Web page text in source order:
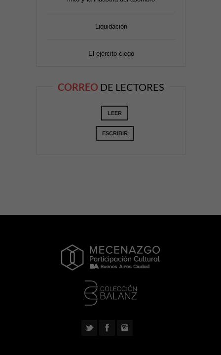
Liquidación
El ejército ciego
CORREO DE LECTORES
LEER
ESCRIBIR